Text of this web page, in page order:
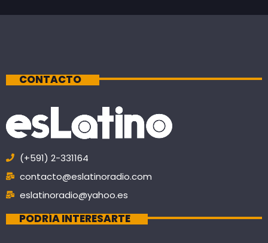
CONTACTO
(+591) 2-331164
contacto@eslatinoradio.com
eslatinoradio@yahoo.es
PODRÍA INTERESARTE